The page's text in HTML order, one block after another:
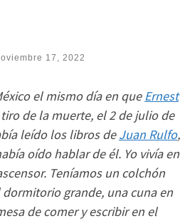
17, 2022
el mismo día en queErnest
de la muerte, el 2 de julio de
leído los libros deJuan Rulfo,
oído hablar de él. Yo vivía en
Teníamos un colchón
grande, una cuna en
de comer y escribir en el